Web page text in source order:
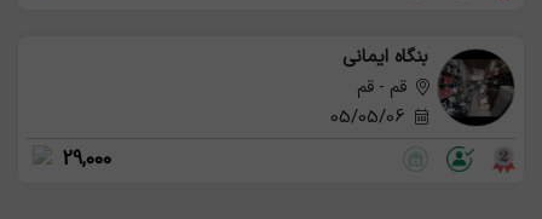
بنگاه ایمانی
قم - قم
05/05/06
29,000